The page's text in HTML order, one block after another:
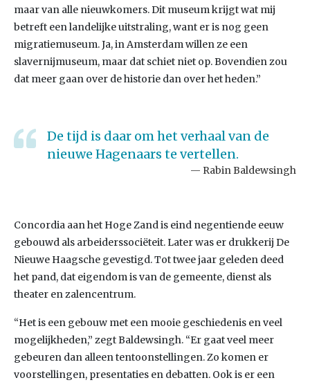
maar van alle nieuwkomers. Dit museum krijgt wat mij
betreft een landelijke uitstraling, want er is nog geen
migratiemuseum. Ja, in Amsterdam willen ze een
slavernijmuseum, maar dat schiet niet op. Bovendien zou
dat meer gaan over de historie dan over het heden.”
De tijd is daar om het verhaal van de
nieuwe Hagenaars te vertellen.
Rabin Baldewsingh
Concordia aan het Hoge Zand is eind negentiende eeuw
gebouwd als arbeiderssociëteit. Later was er drukkerij De
Nieuwe Haagsche gevestigd. Tot twee jaar geleden deed
het pand, dat eigendom is van de gemeente, dienst als
theater en zalencentrum.
“Het is een gebouw met een mooie geschiedenis en veel
mogelijkheden,” zegt Baldewsingh. “Er gaat veel meer
gebeuren dan alleen tentoonstellingen. Zo komen er
voorstellingen, presentaties en debatten. Ook is er een